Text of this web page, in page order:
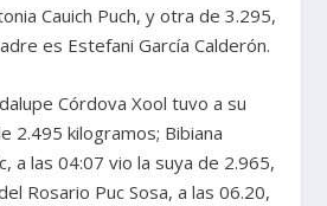
Cauich Puch, y otra de 3.295,
es Estefani García Calderón.
Córdova Xool tuvo a su
2.495 kilogramos; Bibiana
a las 04:07 vio la suya de 2.965,
Rosario Puc Sosa, a las 06.20,